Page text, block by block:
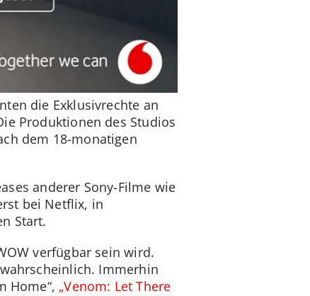
die Exklusivrechte an
Produktionen des Studios
dem 18-monatigen
anderer Sony-Filme wie
bei Netflix, in
Start.
verfügbar sein wird.
Immerhin
Home“, „Venom: Let There